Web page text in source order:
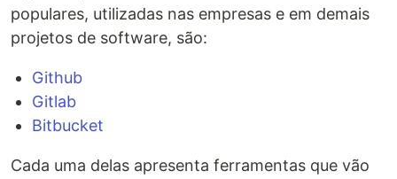
populares, utilizadas nas empresas e em demais
projetos de software, são:
Github
Gitlab
Bitbucket
Cada uma delas apresenta ferramentas que vão